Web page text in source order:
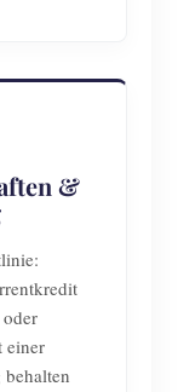
&
einer